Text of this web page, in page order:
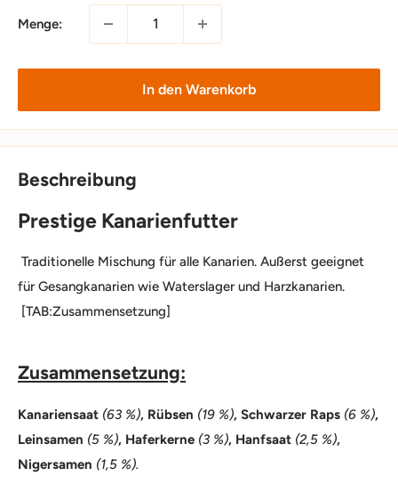
Menge:
In den Warenkorb
Beschreibung
Prestige Kanarienfutter
Traditionelle Mischung für alle Kanarien. Außerst geeignet
für Gesangkanarien wie Waterslager und Harzkanarien.
[TAB:Zusammensetzung]
Zusammensetzung:
Kanariensaat (63 %), Rübsen (19 %), Schwarzer Raps (6 %),
Leinsamen (5 %), Haferkerne (3 %), Hanfsaat (2,5 %),
Nigersamen (1,5 %).